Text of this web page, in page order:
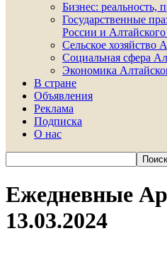
Бизнес: реальность,
Государственные
России и Алтайского
Сельское хозяйство
Социальная сфера
Экономика
В стране
Объявления
Реклама
Подписка
О нас
Ежедневные
13.03.2024